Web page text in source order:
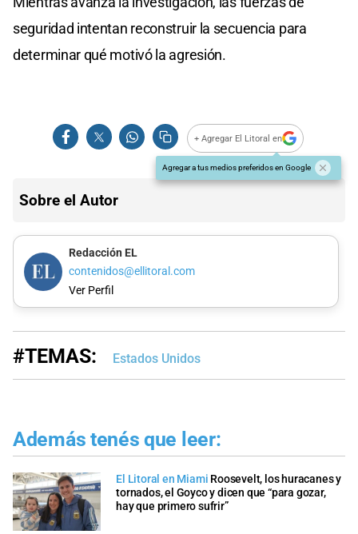
seguridad intentan reconstruir la secuencia para
determinar qué motivó la agresión.
+ Agregar El Litoral en
Agregar a tus medios preferidos en Google
Sobre el Autor
Redacción EL
contenidos@ellitoral.com
Ver Perfil
#TEMAS: Estados Unidos
Además tenés que leer:
El Litoral en Miami Roosevelt, los huracanes y
tornados, el Goyco y dicen que “para gozar,
hay que primero sufrir”